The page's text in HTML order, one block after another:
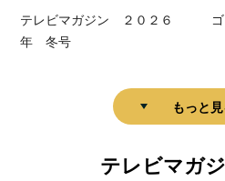
テレビマガジン ２０２６
年 冬号
もっと
テレビマガ